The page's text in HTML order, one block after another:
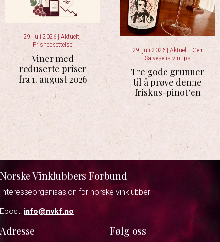
29. juli 2026 Aktuelt,
Prisnedsettelse
Viner med
reduserte priser
fra 1. august 2026
29. juli 2026 Aktuelt, Geir
Salvesens vintips
Tre gode grunner
til å prøve denne
friskus-pinot’en
Norske Vinklubbers Forbund
Interesseorganisasjon for norske vinklubber
Epost: info@nvkf.no
Adresse Følg oss